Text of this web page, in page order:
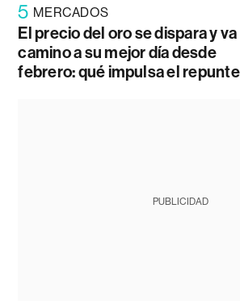
5 MERCADOS
El precio del oro se dispara y va
camino a su mejor día desde
febrero: qué impulsa el repunte
PUBLICIDAD